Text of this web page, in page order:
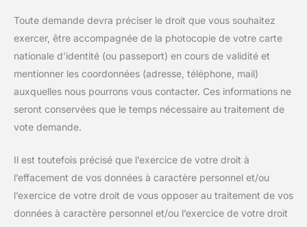
Toute demande devra préciser le droit que vous souhaitez
exercer, être accompagnée de la photocopie de votre carte
nationale d’identité (ou passeport) en cours de validité et
mentionner les coordonnées (adresse, téléphone, mail)
auxquelles nous pourrons vous contacter. Ces informations ne
seront conservées que le temps nécessaire au traitement de
vote demande.
Il est toutefois précisé que l’exercice de votre droit à
l’effacement de vos données à caractère personnel et/ou
l’exercice de votre droit de vous opposer au traitement de vos
données à caractère personnel et/ou l’exercice de votre droit